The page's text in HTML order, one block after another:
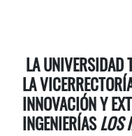
LA UNIVERSIDAD
LA
INNOVACIÓN Y
INGENIERÍASLOS